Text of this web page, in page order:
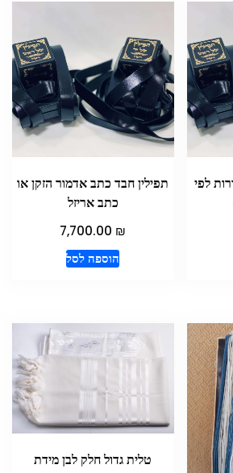
לפי
תפילין חבד כתב אדמור הזקן או
כתב אריזל
7,700.00 ₪
הוספה לסל
טלית גדול חלק לבן מידת